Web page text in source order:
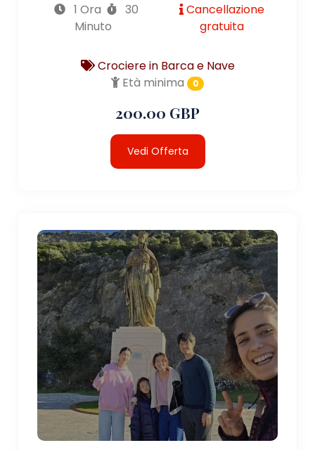
1 Ora
30
Minuto
Cancellazione
gratuita
Crociere in Barca e Nave
Età minima
0
200.00 GBP
Vedi Offerta